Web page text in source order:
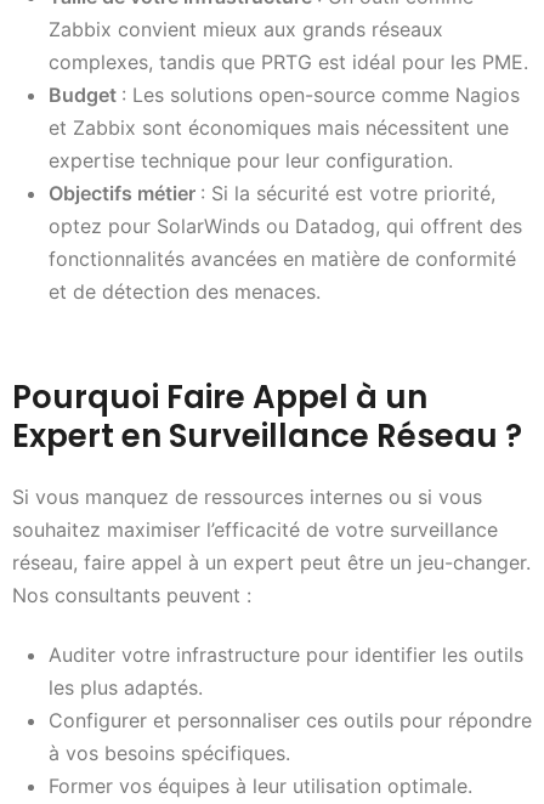
Zabbix convient mieux aux grands réseaux
complexes, tandis que PRTG est idéal pour les PME.
Budget : Les solutions open-source comme Nagios
et Zabbix sont économiques mais nécessitent une
expertise technique pour leur configuration.
Objectifs métier : Si la sécurité est votre priorité,
optez pour SolarWinds ou Datadog, qui offrent des
fonctionnalités avancées en matière de conformité
et de détection des menaces.
Pourquoi Faire Appel à un
Expert en Surveillance Réseau ?
Si vous manquez de ressources internes ou si vous
souhaitez maximiser l’efficacité de votre surveillance
réseau, faire appel à un expert peut être un jeu-changer.
Nos consultants peuvent :
Auditer votre infrastructure pour identifier les outils
les plus adaptés.
Configurer et personnaliser ces outils pour répondre
à vos besoins spécifiques.
Former vos équipes à leur utilisation optimale.